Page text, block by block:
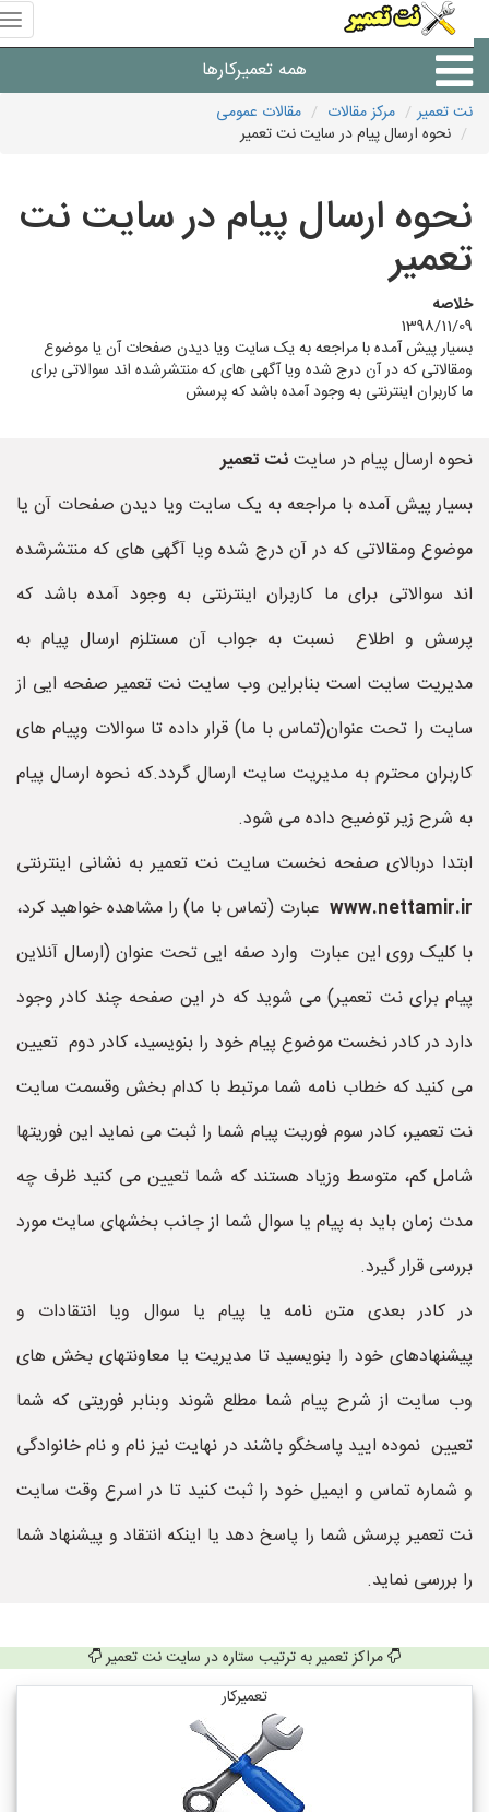
همه تعمیرکارها
شرکت های تعمیرات لوازم
نت تعمیر مرکز مقالات
مقالات عمومی
نحوه ارسال پیام در سایت نت تعمیر
نحوه ارسال پیام در سایت نت
تعمیر
خلاصه
1398/11/09
بسیار پیش آمده با مراجعه به یک سایت ویا دیدن صفحات آن یا موضوع
ومقالاتی که در آن درج شده ویا آگهی های که منتشرشده اند سوالاتی برای
ما کاربران اینترنتی به وجود آمده باشد که پرسش
نحوه ارسال پیام در سایتنت تعمیر
بسیار پیش آمده با مراجعه به یک سایت ویا دیدن صفحات آن یا
موضوع ومقالاتی که در آن درج شده ویا آگهی های که منتشرشده
اند سوالاتی برای ما کاربران اینترنتی به وجود آمده باشد که
پرسش و اطلاع نسبت به جواب آن مستلزم ارسال پیام به
مدیریت سایت است بنابراین وب سایت نت تعمیر صفحه ایی از
سایت را تحت عنوان(تماس با ما) قرار داده تا سوالات وپیام های
کاربران محترم به مدیریت سایت ارسال گردد.که نحوه ارسال پیام
به شرح زیر توضیح داده می شود.
ابتدا دربالای صفحه نخست سایت نت تعمیر به نشانی اینترنتی
www.nettamir.irعبارت (تماس با ما) را مشاهده خواهید کرد،
با کلیک روی این عبارت وارد صفه ایی تحت عنوان (ارسال آنلاین
پیام برای نت تعمیر) می شوید که در این صفحه چند کادر وجود
دارد در کادر نخست موضوع پیام خود را بنویسید، کادر دوم تعیین
می کنید که خطاب نامه شما مرتبط با کدام بخش وقسمت سایت
نت تعمیر، کادر سوم فوریت پیام شما را ثبت می نماید این فوریتها
شامل کم، متوسط وزیاد هستند که شما تعیین می کنید ظرف چه
مدت زمان باید به پیام یا سوال شما از جانب بخشهای سایت مورد
بررسی قرار گیرد.
در کادر بعدی متن نامه یا پیام یا سوال ویا انتقادات و
پیشنهادهای خود را بنویسید تا مدیریت یا معاونتهای بخش های
وب سایت از شرح پیام شما مطلع شوند وبنابر فوریتی که شما
تعیین نموده ایید پاسخگو باشند در نهایت نیز نام و نام خانوادگی
و شماره تماس و ایمیل خود را ثبت کنید تا در اسرع وقت سایت
نت تعمیر پرسش شما را پاسخ دهد یا اینکه انتقاد و پیشنهاد شما
را بررسی نماید.
مراکز تعمیر به ترتیب ستاره در سایت نت تعمیر
تعمیرکار